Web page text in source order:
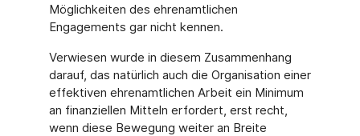
Möglichkeiten des ehrenamtlichen
Engagements gar nicht kennen.
Verwiesen wurde in diesem Zusammenhang
darauf, das natürlich auch die Organisation einer
effektiven ehrenamtlichen Arbeit ein Minimum
an finanziellen Mitteln erfordert, erst recht,
wenn diese Bewegung weiter an Breite